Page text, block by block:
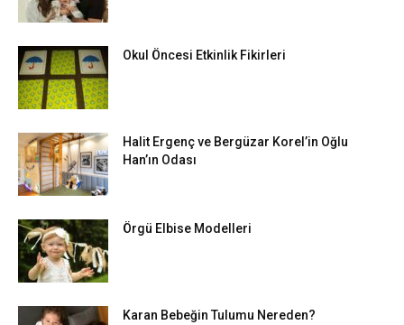
Okul Öncesi Etkinlik Fikirleri
Halit Ergenç ve Bergüzar Korel’in Oğlu
Han’ın Odası
Örgü Elbise Modelleri
Karan Bebeğin Tulumu Nereden?